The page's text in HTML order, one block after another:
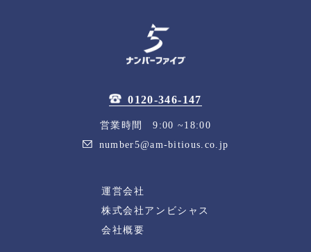
0120-346-147
営業時間 9:00 ~18:00
number5@am-bitious.co.jp
運営会社
株式会社アンビシャス
会社概要